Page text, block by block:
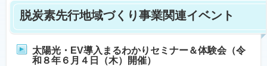
脱炭素先行地域づくり事業関連イベント
太陽光・EV導入まるわかりセミナー＆体験会（令
和８年６月４日（木）開催）